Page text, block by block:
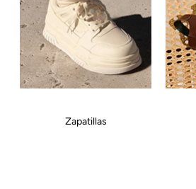
Sandalias